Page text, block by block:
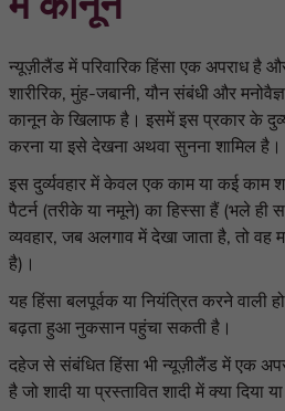
न्यूज़ीलैंड में परिवारिक हिंसा एक अपराध है
शारीरिक, मुंह-जबानी, यौन संबंधी और
कानून के खिलाफ है। इसमें इस प्रकार के
करना या इसे देखना अथवा सुनना शामिल है।
इस दुर्व्यवहार में केवल एक काम या कई काम
पैटर्न (तरीके या नमूने) का हिस्सा हैं (भले ही
व्यवहार, जब अलगाव में देखा जाता है, तो वह
है)।
यह हिंसा बलपूर्वक या नियंत्रित करने वाली
बढ़ता हुआ नुकसान पहुंचा सकती है।
दहेज से संबंधित हिंसा भी न्यूज़ीलैंड में एक
है जो शादी या प्रस्तावित शादी में क्या